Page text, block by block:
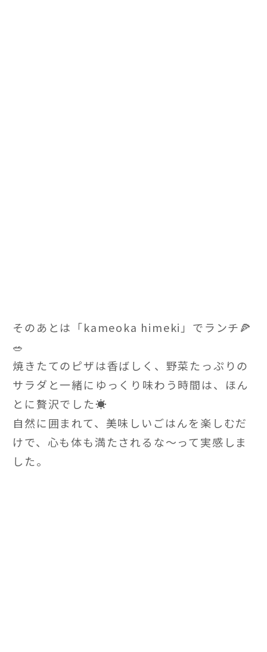
そのあとは「kameoka himeki」でランチ🍕
🥗
焼きたてのピザは香ばしく、野菜たっぷりの
サラダと一緒にゆっくり味わう時間は、ほん
とに贅沢でした☀️
自然に囲まれて、美味しいごはんを楽しむだ
けで、心も体も満たされるな〜って実感しま
した。